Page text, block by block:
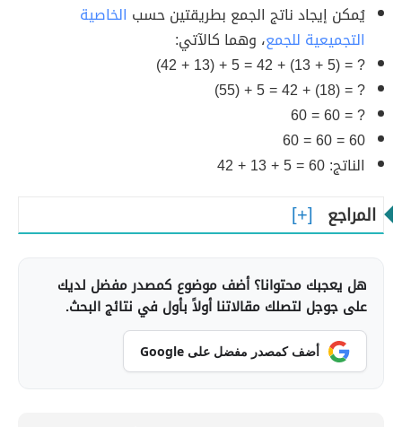
يُمكن إيجاد ناتج الجمع بطريقتين حسب الخاصية
التجميعية للجمع، وهما كالآتي:
? = (5 + 13) + 42 = 5 + (13 + 42)
? = (18) + 42 = 5 + (55)
? = 60 = 60
60 = 60 = 60
الناتج: 60 = 5 + 13 + 42
المراجع
هل يعجبك محتوانا؟ أضف موضوع كمصدر مفضل لديك
على جوجل لتصلك مقالاتنا أولاً بأول في نتائج البحث.
أضف كمصدر مفضل على Google